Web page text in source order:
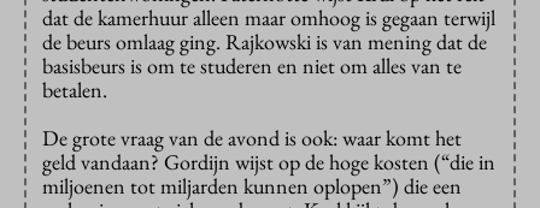
dat de kamerhuur alleen maar omhoog is gegaan terwijl
de beurs omlaag ging. Rajkowski is van mening dat de
basisbeurs is om te studeren en niet om alles van te
betalen.
De grote vraag van de avond is ook: waar komt het
geld vandaan? Gordijn wijst op de hoge kosten (“die in
miljoenen tot miljarden kunnen oplopen”) die een